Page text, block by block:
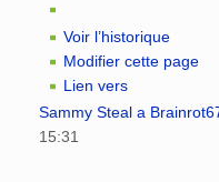
Voir l’historique
Modifier cette page
Lien vers
Sammy Steal a
15:31